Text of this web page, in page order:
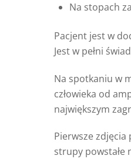
Na stopach
Pacjent jest w
Jest w pełni
Na spotkaniu w
człowieka od
największym
Pierwsze
strupy powstałe